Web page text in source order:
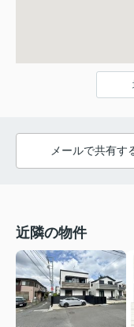
メールで共有す
近隣の物件